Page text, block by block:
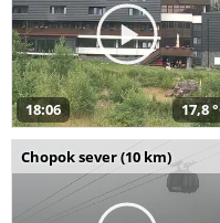
18:06 17,8
Chopok sever (10 km)